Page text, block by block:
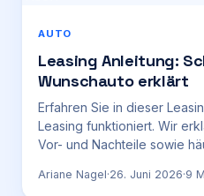
AUTO
Leasing Anleitung:
Wunschauto erklärt
Erfahren Sie in dieser
Leasing funktioniert. Wir
Vor- und Nachteile sowie
Ariane Nagel·26. Juni 2026·9